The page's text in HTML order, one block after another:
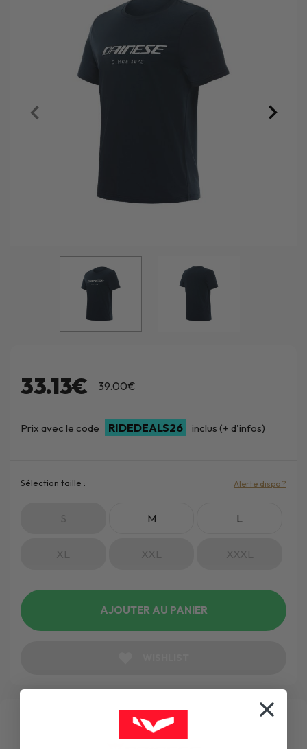
33.13€ 39.00€
Prix avec le code RIDEDEALS26 inclus (+ d'infos)
Sélection taille :
S M L
XL XXL XXXL
Alerte dispo ?
AJOUTER AU PANIER